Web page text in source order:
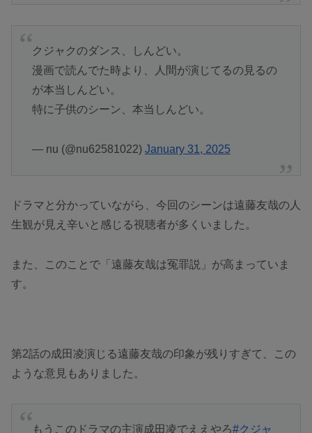
クジャクのダンス、しんどい。
漫画で読んでた時より、人間が演じてるの見るの
が本当しんどい。
特に子供のシーン、本当しんどい。
— nu (@nu62581022) January 31, 2025
ドラマと分かっていながら、今回のシーンは遠藤友哉の人
生観が見え辛いと感じる視聴者が多くいました。
また、このことで「遠藤友哉は冤罪説」が高まっていま
す。
第2話の成田凌演じる遠藤友哉の印象が残りすぎて、この
ような意見もありました。
もうこのドラマの主演成田凌でええやろ#クジャ